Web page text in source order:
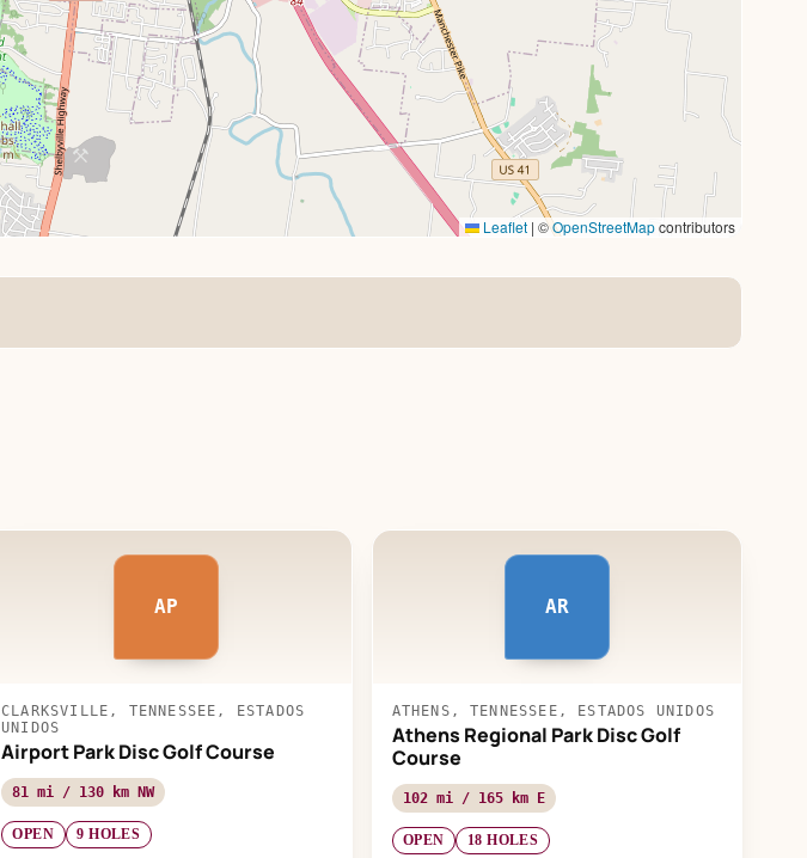
Leaflet | ©OpenStreetMapcontributors
AP
CLARKSVILLE, TENNESSEE, ESTADOS
UNIDOS
Airport Park Disc Golf Course
81 mi / 130 km NW
OPEN 9 HOLES
AR
ATHENS, TENNESSEE, ESTADOS UNIDOS
Athens Regional Park Disc Golf
Course
102 mi / 165 km E
OPEN 18 HOLES